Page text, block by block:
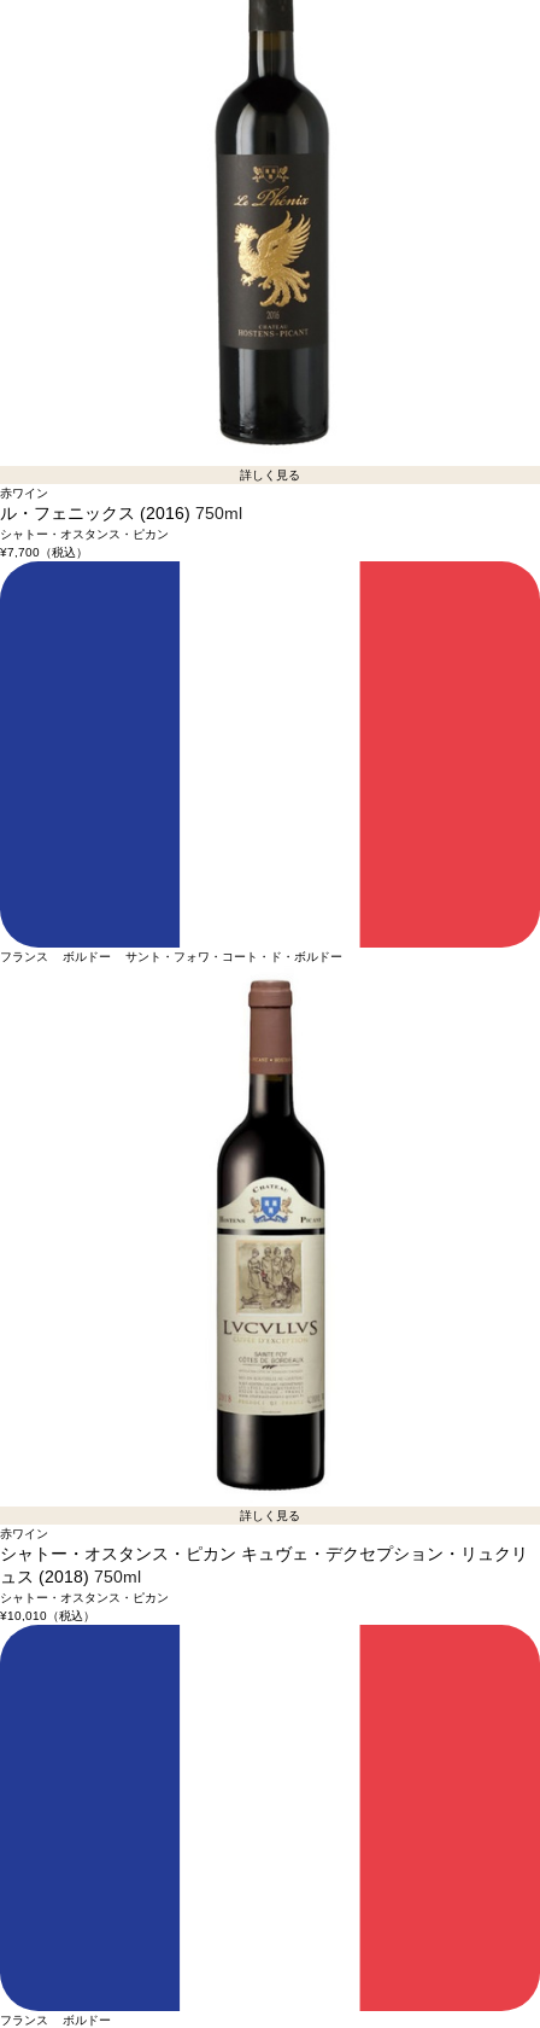
詳しく見る
赤ワイン
ル・フェニックス (2016) 750ml
シャトー・オスタンス・ピカン
¥7,700（税込）
フランス ボルドー サント・フォワ・コート・ド・ボルドー
詳しく見る
赤ワイン
シャトー・オスタンス・ピカン キュヴェ・デクセプション・リュクリ
ュス (2018) 750ml
シャトー・オスタンス・ピカン
¥10,010（税込）
フランス ボルドー